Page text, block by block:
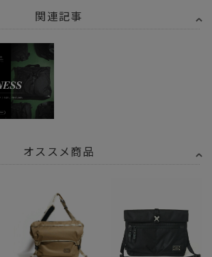
関連記事
オススメ商品